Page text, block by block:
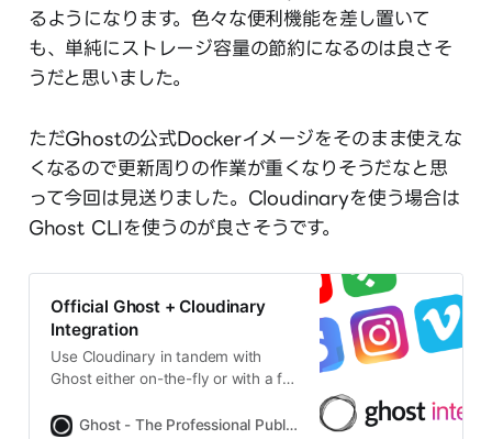
るようになります。色々な便利機能を差し置いて
も、単純にストレージ容量の節約になるのは良さそ
うだと思いました。
ただGhostの公式Dockerイメージをそのまま使えな
くなるので更新周りの作業が重くなりそうだなと思
って今回は見送りました。Cloudinaryを使う場合は
Ghost CLIを使うのが良さそうです。
Official Ghost + Cloudinary
Integration
Use Cloudinary in tandem with
Ghost either on-the-fly or with a full
and optimisation of images & video.Ghost - The Professional Publishing Platform